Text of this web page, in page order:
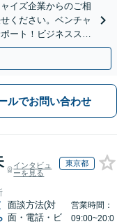
イズ企業からのご相
ください。ベンチャ
ート！ビジネススキ
全個室】
ルでお問い合わせ
インタビュ
ーを見る
東京都
面談方法(対
面・電話・ビ
営業時間：
09:00~20:0